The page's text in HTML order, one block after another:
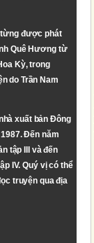
từng được phát
Quê Hương từ
Kỳ, trong
do Trần Nam
xuất bản Đông
Đến năm
tập III và đến
IV. Quý vị có thể
truyện qua địa